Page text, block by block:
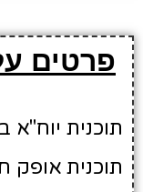
פרטים
תוכנית
תוכנית אופק